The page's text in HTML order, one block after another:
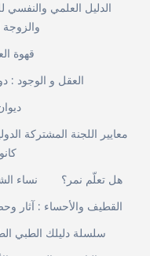
الدليل العلمي والنفسي
والزوجة
قهوة
العقل و الوجود :
معايير اللجنة المشتركة
نساء
هل تعلّم نمر؟
القطيف والأحساء : آثار
سلسلة دليلك الطبي